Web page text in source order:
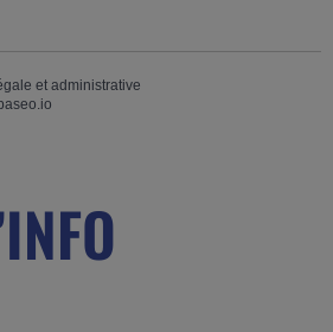
et administrative
baseo.io